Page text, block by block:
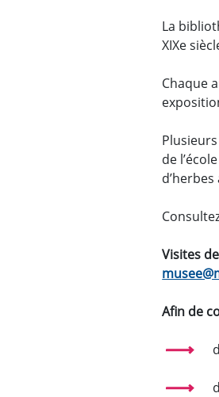
La
XIXe
Chaque
de
Visites
Afin de